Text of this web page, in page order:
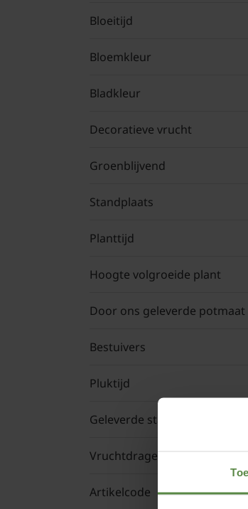
Bloeitijd
Bloemkleur
Bladkleur
Decoratieve vrucht
Groenblijvend
Standplaats
Planttijd
Hoogte volgroeide plant
Door ons geleverde potmaat
Bestuivers
Pluktijd
Geleverde stam hoogte
Vruchtdragend
Artikelcode